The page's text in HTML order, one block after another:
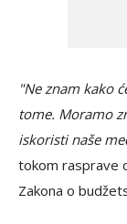
"Ne znam kako
tome. Moramo
iskoristi naše
tokom rasprave
Zakona o